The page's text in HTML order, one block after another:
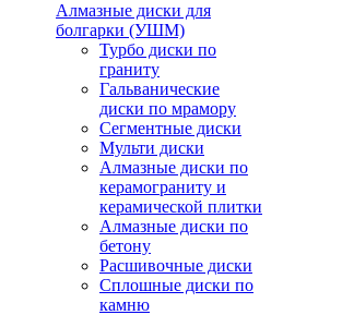
Алмазные диски для
болгарки (УШМ)
Турбо диски по
граниту
Гальванические
диски по мрамору
Сегментные диски
Мульти диски
Алмазные диски по
керамограниту и
керамической плитки
Алмазные диски по
бетону
Расшивочные диски
Сплошные диски по
камню